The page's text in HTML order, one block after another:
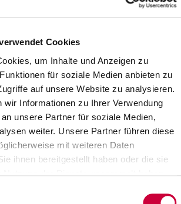
Cookies
um Inhalte und Anzeigen zu
für soziale Medien anbieten zu
auf unsere Website zu analysieren.
wir Informationen zu Ihrer Verwendung
unsere Partner für soziale Medien,
weiter. Unsere Partner führen diese
mit weiteren Daten
ihnen bereitgestellt haben oder die sie